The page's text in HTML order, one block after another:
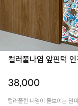
컬러풀나염 앞핀턱
38,000
컬러풀한 나염이 돋보이는 원